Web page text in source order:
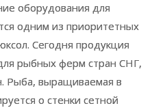
оборудования для
одним из приоритетных
Сегодня продукция
рыбных ферм стран СНГ,
Рыба, выращиваемая в
о стенки сетной
оборудования для
одним из приоритетных
Сегодня продукция
рыбных ферм стран СНГ,
Рыба, выращиваемая в
о стенки сетной